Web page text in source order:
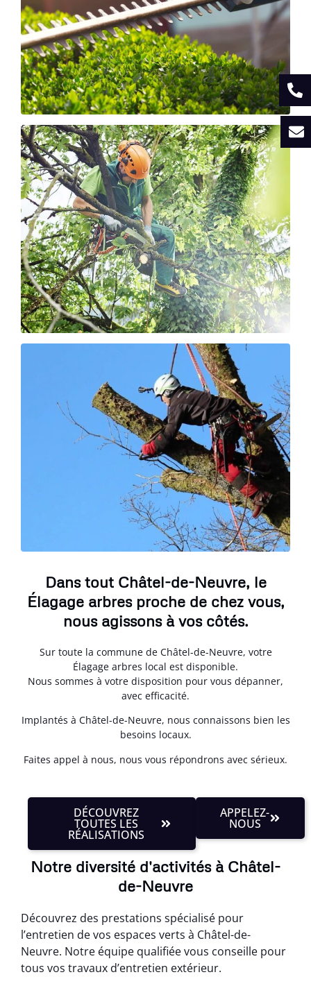
Dans tout Châtel-de-Neuvre, le
Élagage arbres proche de chez vous,
nous agissons à vos côtés.
Sur toute la commune de Châtel-de-Neuvre, votre
Élagage arbres local est disponible.
Nous sommes à votre disposition pour vous dépanner,
avec efficacité.
Implantés à Châtel-de-Neuvre, nous connaissons bien les
besoins locaux.
Faites appel à nous, nous vous répondrons avec sérieux.
DÉCOUVREZ
TOUTES LES
RÉALISATIONS
APPELEZ-
NOUS
Notre diversité d'activités à Châtel-
de-Neuvre
Découvrez des prestations spécialisé pour
l’entretien de vos espaces verts à Châtel-de-
Neuvre. Notre équipe qualifiée vous conseille pour
tous vos travaux d’entretien extérieur.